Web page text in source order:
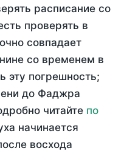
расписание со
проверять в
совпадает
со временем в
эту погрешность;
до Фаджра
читайте по
начинается
восхода